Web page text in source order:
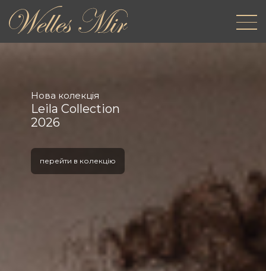
Нова колекція
Leila Collection
2026
перейти в колекцію